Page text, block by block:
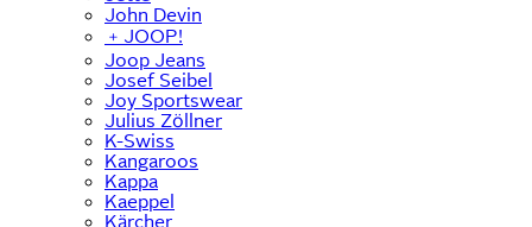
John Devin
﹢ JOOP!
Joop Jeans
Josef Seibel
Joy Sportswear
Julius Zöllner
K-Swiss
Kangaroos
Kappa
Kaeppel
Kärcher